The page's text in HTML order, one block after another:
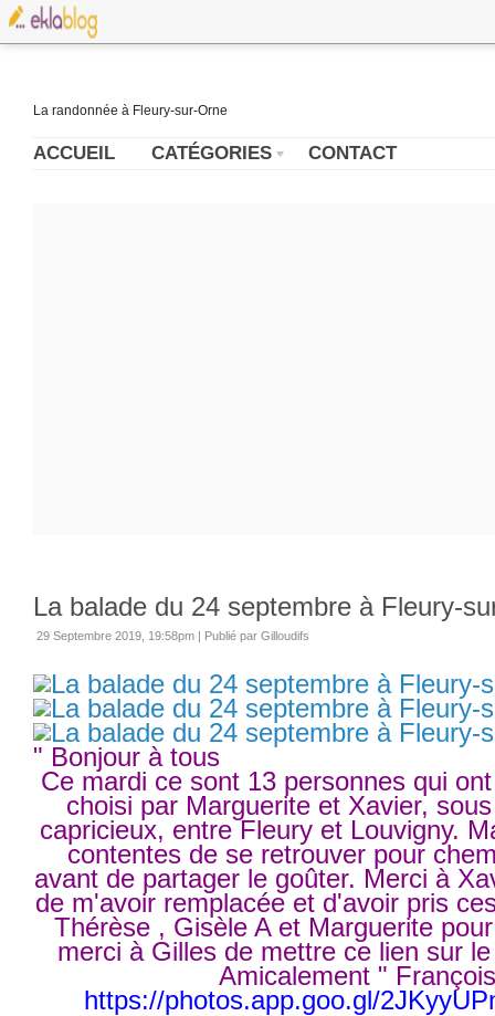
La randonnée à Fleury-sur-Orne
ACCUEIL CATÉGORIES CONTACT
La balade du 24 septembre à Fleury-
29 Septembre 2019, 19:58pm | Publié par Gilloudifs
" Bonjour à tous
Ce mardi ce sont 13 personnes qui
choisi par Marguerite et Xavier,
capricieux, entre Fleury et Louvigny.
contentes de se retrouver pour
avant de partager le goûter. Merci à
de m'avoir remplacée et d'avoir pris
Thérèse , Gisèle A et Marguerite
merci à Gilles de mettre ce lien sur
Amicalement "
https://photos.app.goo.gl/